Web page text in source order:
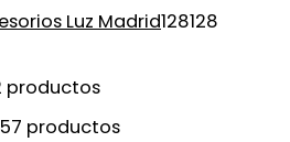
Luz Madrid128128
productos
57 productos